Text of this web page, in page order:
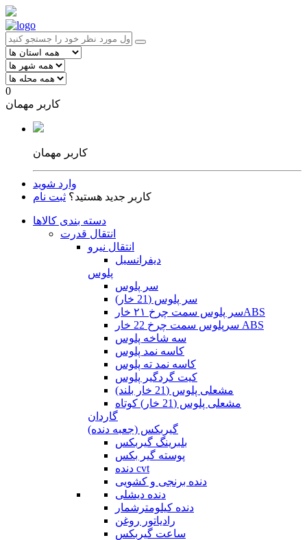
0
کاربر مهمان
کاربر مهمان
وارد شوید
کاربر جدید هستید؟ ثبت نام
دسته بندی کالاها
انتقال قدرت
انتقال نیرو
دیفرانسیل
پلوس
سر پلوس
سر پلوس (21 خار)
سر پلوس سمت چرخ ۲۱ خارABS
سرپلوس سمت چرخ 22 خار ABS
سه شاخه پلوس
کاسه نمد پلوس
کاسه نمد ته پلوس
کیت گردگیر پلوس
مشعلی پلوس (21 خار بلند)
مشعلی پلوس (21 خار) کوتاه
گاردان
گیربکس (جعبه دنده)
بلبرینگ گیربکس
پوسته گیر بکس
دنده cvt
دنده برنجی و کشویی
دنده دیشلی
دنده کیلومترشمار
رادیاتور روغن
ساعت گیربکس